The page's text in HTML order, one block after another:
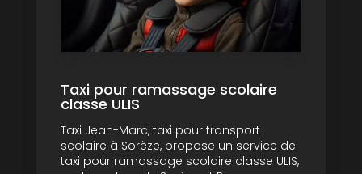
Taxi pour ramassage scolaire
classe ULIS
Taxi Jean-Marc, taxi pour transport
scolaire à Sorèze, propose un service de
taxi pour ramassage scolaire classe ULIS,